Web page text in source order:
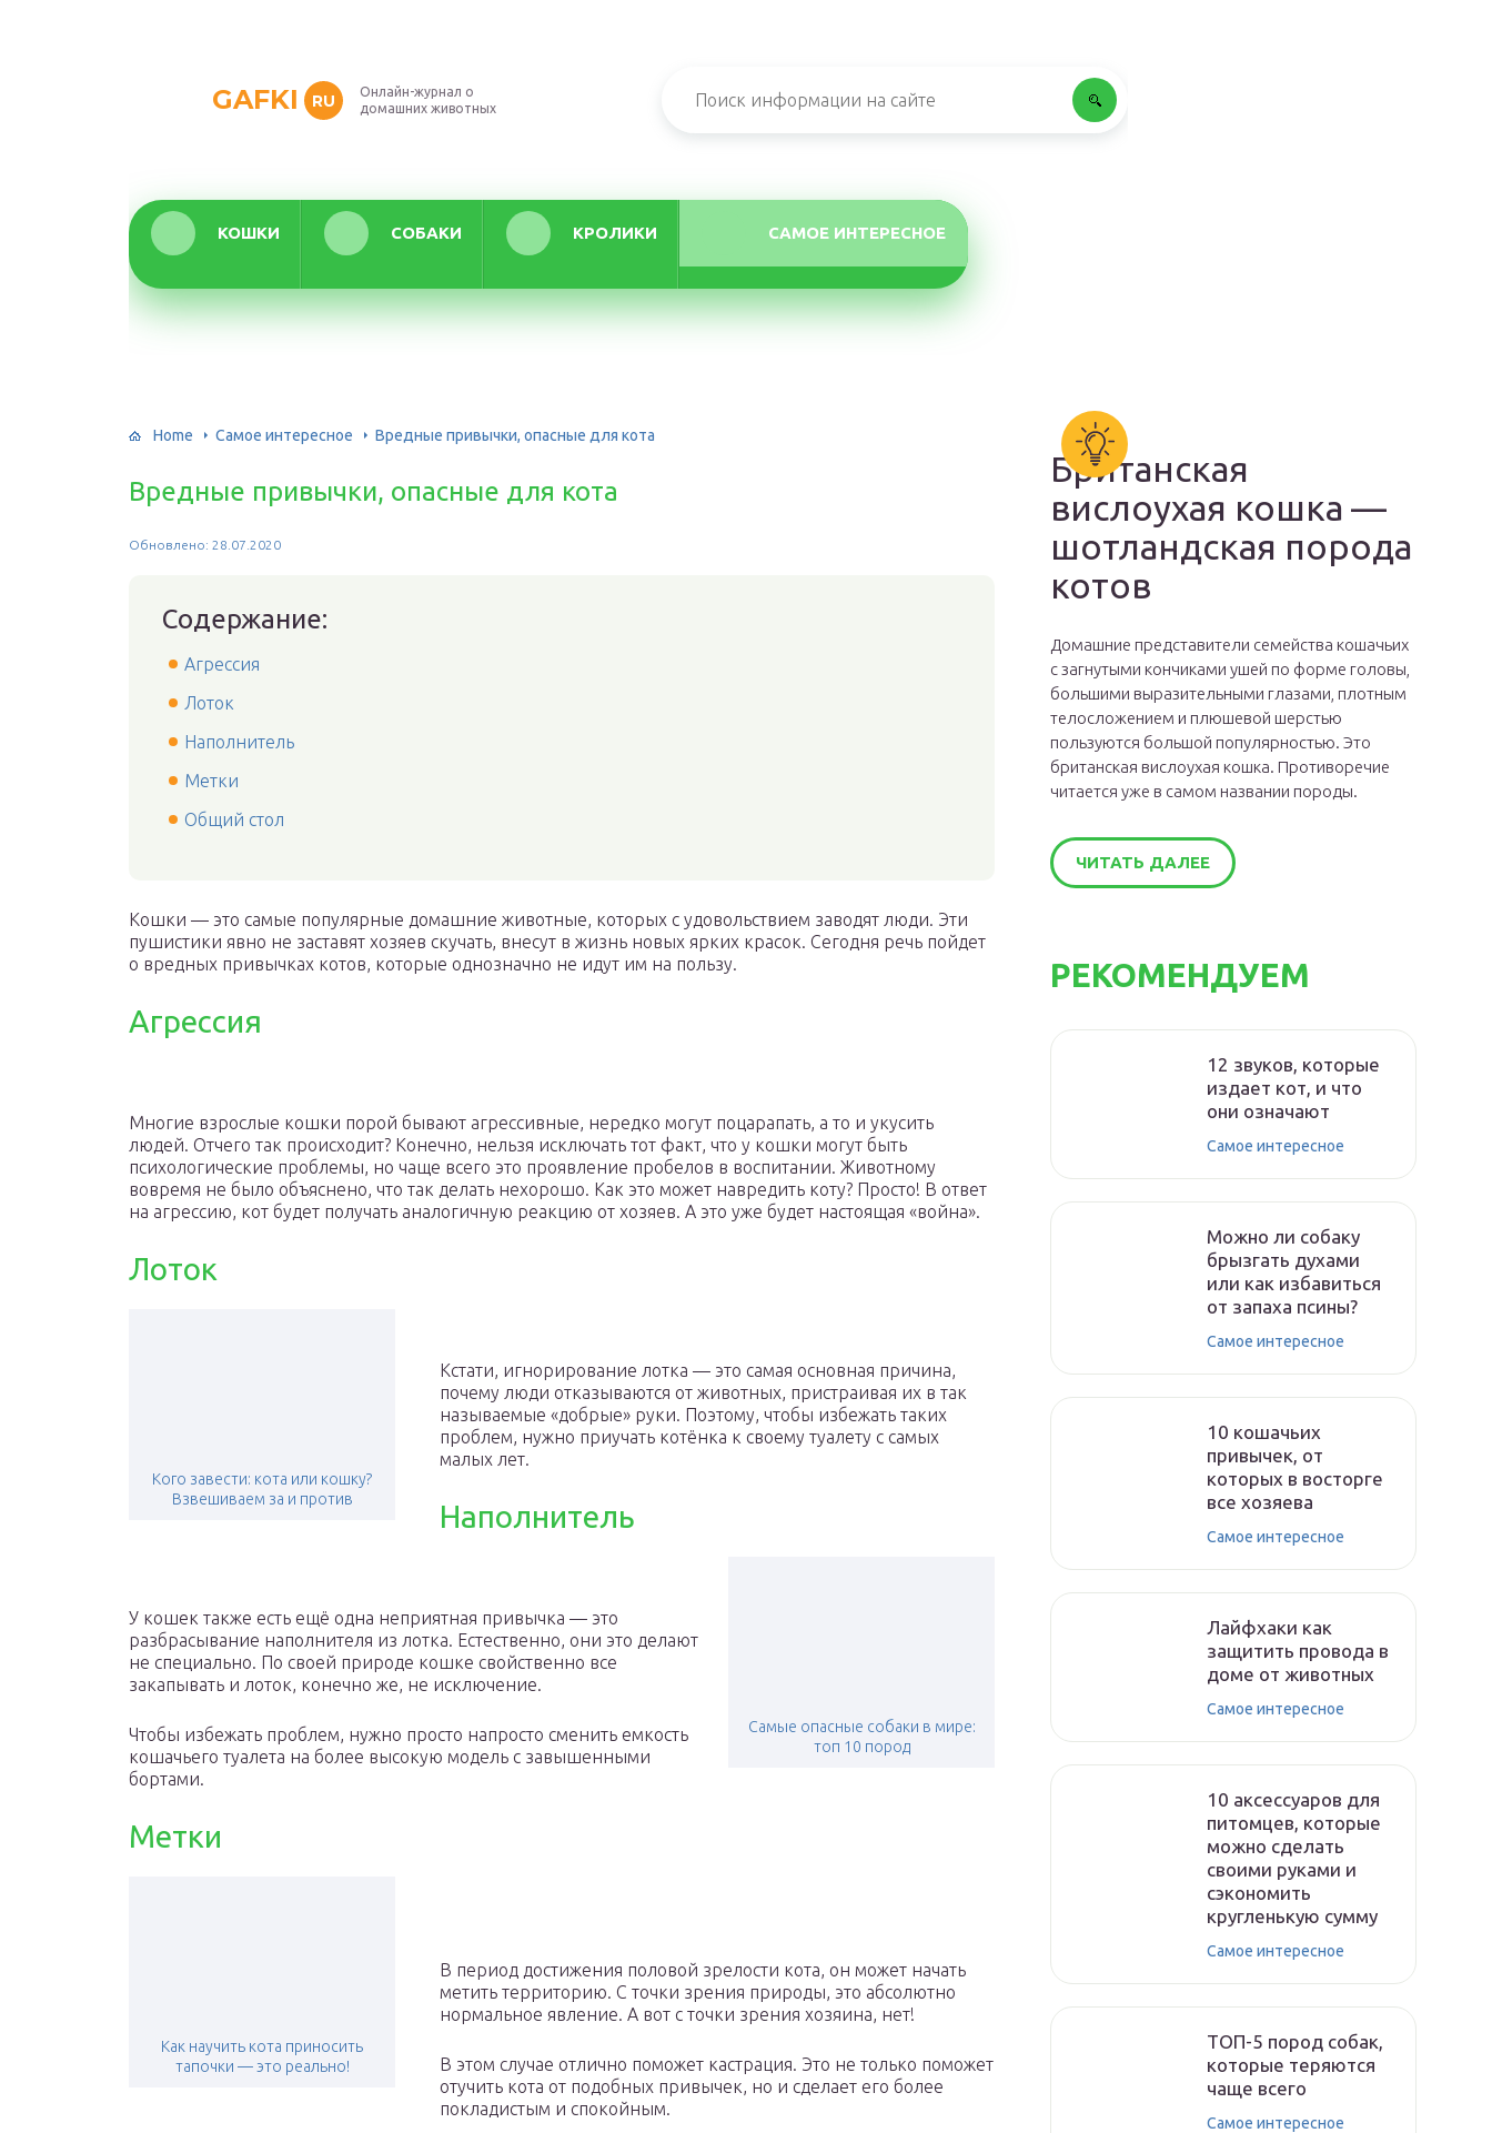
GAFKI RU
Онлайн-журнал о
домашних животных
КОШКИ СОБАКИ КРОЛИКИ САМОЕ ИНТЕРЕСНОЕ
Home Самое интересное Вредные привычки, опасные для кота
Вредные привычки, опасные для кота
Обновлено: 28.07.2020
Содержание:
Агрессия
Лоток
Наполнитель
Метки
Общий стол
Кошки — это самые популярные домашние животные, которых с удовольствием заводят люди. Эти
пушистики явно не заставят хозяев скучать, внесут в жизнь новых ярких красок. Сегодня речь пойдет
о вредных привычках котов, которые однозначно не идут им на пользу.
Агрессия
Многие взрослые кошки порой бывают агрессивные, нередко могут поцарапать, а то и укусить
людей. Отчего так происходит? Конечно, нельзя исключать тот факт, что у кошки могут быть
психологические проблемы, но чаще всего это проявление пробелов в воспитании. Животному
вовремя не было объяснено, что так делать нехорошо. Как это может навредить коту? Просто! В ответ
на агрессию, кот будет получать аналогичную реакцию от хозяев. А это уже будет настоящая «война».
Лоток
Кого завести: кота или кошку?
Взвешиваем за и против
Кстати, игнорирование лотка — это самая основная причина,
почему люди отказываются от животных, пристраивая их в так
называемые «добрые» руки. Поэтому, чтобы избежать таких
проблем, нужно приучать котёнка к своему туалету с самых
малых лет.
Наполнитель
Самые опасные собаки в мире:
топ 10 пород
У кошек также есть ещё одна неприятная привычка — это
разбрасывание наполнителя из лотка. Естественно, они это делают
не специально. По своей природе кошке свойственно все
закапывать и лоток, конечно же, не исключение.
Чтобы избежать проблем, нужно просто напросто сменить емкость
кошачьего туалета на более высокую модель с завышенными
бортами.
Метки
Как научить кота приносить
тапочки — это реально!
В период достижения половой зрелости кота, он может начать
метить территорию. С точки зрения природы, это абсолютно
нормальное явление. А вот с точки зрения хозяина, нет!
В этом случае отлично поможет кастрация. Это не только поможет
отучить кота от подобных привычек, но и сделает его более
покладистым и спокойным.
Британская
вислоухая кошка —
шотландская порода
котов
Домашние представители семейства кошачьих
с загнутыми кончиками ушей по форме головы,
большими выразительными глазами, плотным
телосложением и плюшевой шерстью
пользуются большой популярностью. Это
британская вислоухая кошка. Противоречие
читается уже в самом названии породы.
ЧИТАТЬ ДАЛЕЕ
РЕКОМЕНДУЕМ
12 звуков, которые
издает кот, и что
они означают
Самое интересное
Можно ли собаку
брызгать духами
или как избавиться
от запаха псины?
Самое интересное
10 кошачьих
привычек, от
которых в восторге
все хозяева
Самое интересное
Лайфхаки как
защитить провода в
доме от животных
Самое интересное
10 аксессуаров для
питомцев, которые
можно сделать
своими руками и
сэкономить
кругленькую сумму
Самое интересное
ТОП-5 пород собак,
которые теряются
чаще всего
Самое интересное